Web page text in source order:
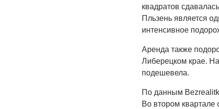
квадратов
Пльзень является
интенсивное
Аренда также
Либерецком крае.
подешевела.
По данным
Во втором квартале